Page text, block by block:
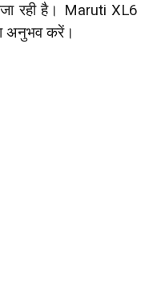
जा रही है। Maruti XL6
अनुभव करें।